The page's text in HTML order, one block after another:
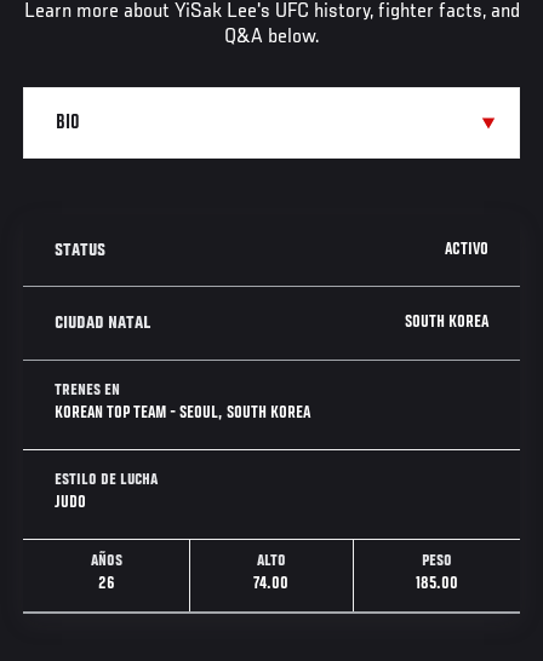
Learn more about YiSak Lee's UFC history, fighter facts, and
Q&A below.
STATUS ACTIVO
CIUDAD NATAL SOUTH KOREA
TRENES EN
KOREAN TOP TEAM - SEOUL, SOUTH KOREA
ESTILO DE LUCHA
JUDO
AÑOS
26
ALTO
74.00
PESO
185.00